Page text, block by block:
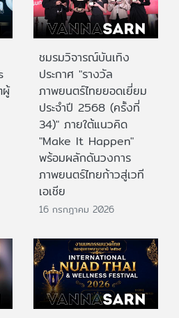
ผู้
ชมรมวิจารณ์บันเทิง
ประกาศ "รางวัล
ภาพยนตร์ไทยยอดเยี่ยม
ประจําปี 2568 (ครั้งที่
34)" ภายใต้แนวคิด
"Make It Happen"
พร้อมผลักดันวงการ
ภาพยนตร์ไทยก้าวสู่เวที
เอเชีย
16 กรกฎาคม 2026